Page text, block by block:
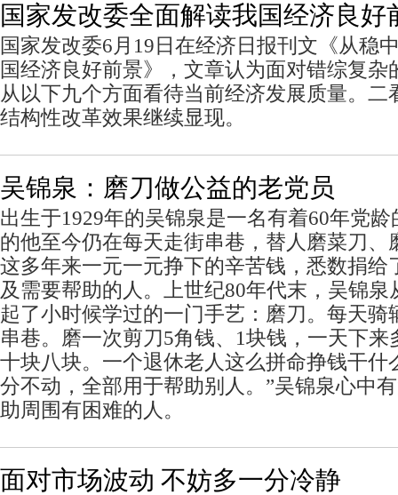
国家发改委全面解读我国经济良好
国家发改委6月19日在经济日报刊文《从稳
国经济良好前景》，文章认为面对错综复杂
从以下九个方面看待当前经济发展质量。二
结构性改革效果继续显现。
吴锦泉：磨刀做公益的老党员
出生于1929年的吴锦泉是一名有着60年党
的他至今仍在每天走街串巷，替人磨菜刀、
这多年来一元一元挣下的辛苦钱，悉数捐给
及需要帮助的人。上世纪80年代末，吴锦泉
起了小时候学过的一门手艺：磨刀。每天骑
串巷。磨一次剪刀5角钱、1块钱，一天下
十块八块。一个退休老人这么拼命挣钱干什
分不动，全部用于帮助别人。”吴锦泉心中
助周围有困难的人。
面对市场波动 不妨多一分冷静